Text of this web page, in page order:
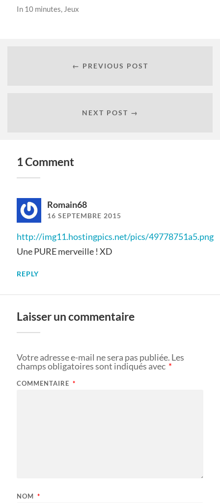
In 10 minutes, Jeux
← PREVIOUS POST
NEXT POST →
1 Comment
Romain68
16 SEPTEMBRE 2015
http://img11.hostingpics.net/pics/49778751a5.png
Une PURE merveille ! XD
REPLY
Laisser un commentaire
Votre adresse e-mail ne sera pas publiée. Les
champs obligatoires sont indiqués avec *
COMMENTAIRE *
NOM *